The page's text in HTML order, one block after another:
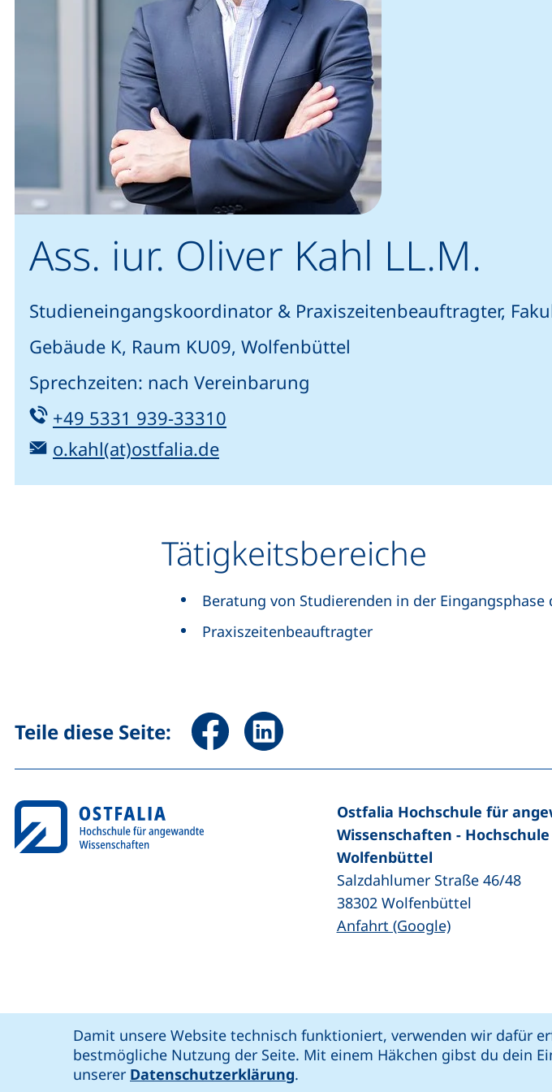
Damit unsere Website technisch funktioniert, verwenden wir dafür
bestmögliche Nutzung der Seite. Mit einem Häkchen gibst du dein
unserer Datenschutzerklärung.
Ass. iur. Oliver Kahl LL.M.
Studieneingangskoordinator & Praxiszeitenbeauftragter,
Gebäude K, Raum KU09, Wolfenbüttel
Sprechzeiten: nach Vereinbarung
Tel:
+49 5331 939-33310
E-Mail:
o.kahl(at)ostfalia.de(öffnet Ihr E-Mail-Programm)
Tätigkeitsbereiche
Beratung von Studierenden in der Eingangsphase
Praxiszeitenbeauftragter
Teile diese Seite: Seite über Facebook teilen (externer Link, öffnet
Seite über LinkedIn teilen (externer Link,
Ostfalia @: soziale Medien
unsere Facebook-Seite (externer Link, öffnet neues Fenster)
unsere LinkedIn-Seite (externer Link, öffnet neues Fenster)
unsere Instagram-Seite (externer Link, öffnet neues
unsere YouTube-Seite (externer Link, öffnet
Ostfalia Hochschule für
Wissenschaften -
Wolfenbüttel
Salzdahlumer Straße 46/48
38302 Wolfenbüttel
Anfahrt (Google)(externer Link,
Barriere melden